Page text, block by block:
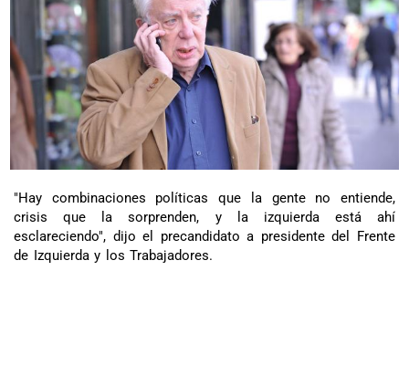
"Hay combinaciones políticas que la gente no entiende,
crisis que la sorprenden, y la izquierda está ahí
esclareciendo", dijo el precandidato a presidente del Frente
de Izquierda y los Trabajadores.